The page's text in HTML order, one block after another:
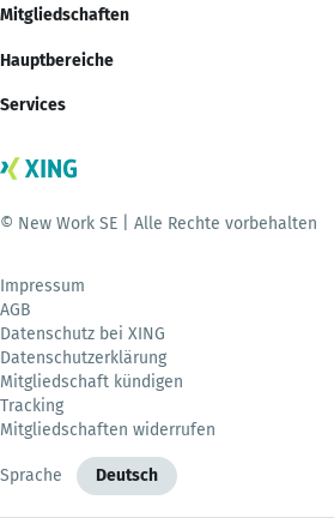
Mitgliedschaften
Hauptbereiche
Services
© New Work SE | Alle Rechte vorbehalten
Impressum
AGB
Datenschutz bei XING
Datenschutzerklärung
Mitgliedschaft kündigen
Tracking
Mitgliedschaften widerrufen
Sprache Deutsch